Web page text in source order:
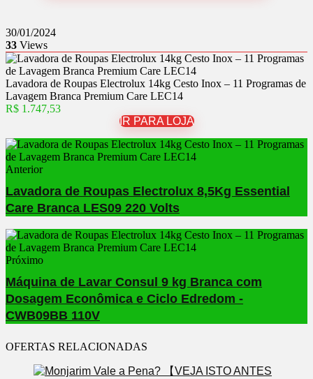
30/01/2024
33 Views
Lavadora de Roupas Electrolux 14kg Cesto Inox – 11 Programas de
Lavagem Branca Premium Care LEC14
R$ 1.747,53
IR PARA LOJA
Anterior
Lavadora de Roupas Electrolux 8,5Kg Essential
Care Branca LES09 220 Volts
Próximo
Máquina de Lavar Consul 9 kg Branca com
Dosagem Econômica e Ciclo Edredom -
CWB09BB 110V
OFERTAS RELACIONADAS